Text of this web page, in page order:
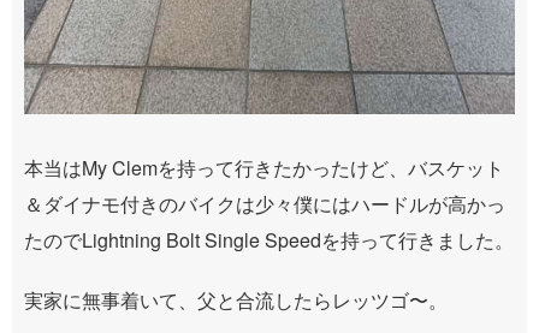
本当はMy Clemを持って行きたかったけど、バスケット
＆ダイナモ付きのバイクは少々僕にはハードルが高かっ
たのでLightning Bolt Single Speedを持って行きました。
実家に無事着いて、父と合流したらレッツゴ〜。